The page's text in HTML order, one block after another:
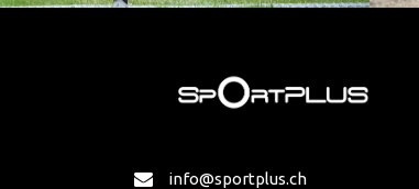
info@sportplus.ch